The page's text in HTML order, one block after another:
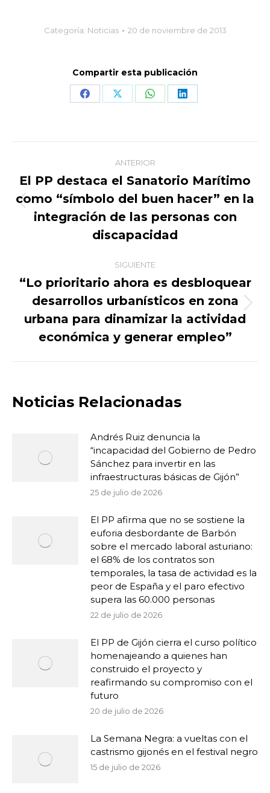
Categoría: Noticias 20 de noviembre de 2013
Compartir esta publicación
Share Share Share Share
Navegación
entre
publicaciones
ANTERIOR
Publicación
anterior:
El PP destaca el Sanatorio Marítimo
como “símbolo del buen hacer” en la
integración de las personas con
discapacidad
SIGUIENTE
Publicación
siguiente:
“Lo prioritario ahora es desbloquear
desarrollos urbanísticos en zona
urbana para dinamizar la actividad
económica y generar empleo”
Noticias Relacionadas
Andrés Ruiz denuncia la
“incapacidad del Gobierno de Pedro
Sánchez para invertir en las
infraestructuras básicas de Gijón”
25 de julio de 2026
El PP afirma que no se sostiene la
euforia desbordante de Barbón
sobre el mercado laboral asturiano:
el 68% de los contratos son
temporales, la tasa de actividad es la
peor de España y el paro efectivo
supera las 60.000 personas
22 de julio de 2026
El PP de Gijón cierra el curso político
homenajeando a quienes han
construido el proyecto y
reafirmando su compromiso con el
futuro
20 de julio de 2026
La Semana Negra: a vueltas con el
castrismo gijonés en el festival negro
15 de julio de 2026